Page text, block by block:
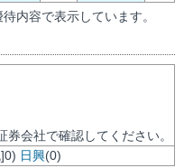
内容で表示しています。
会社で確認してください。
日興(0)